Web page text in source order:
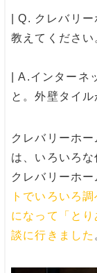
| Q. クレバリ
教えてください
| A.インターネ
と。外壁タイ
クレバリーホ
は、いろいろな
クレバリーホー
トでいろいろ
になって「と
談に行きました